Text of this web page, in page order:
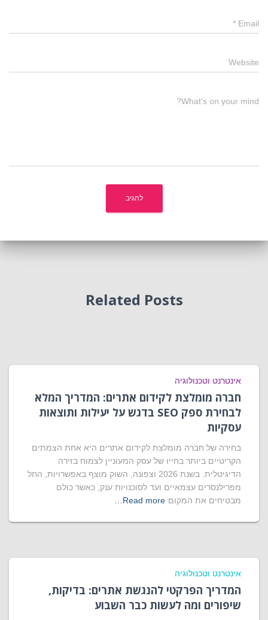
Email
*
Website
What's on your mind?
Related Posts
אינטרנט וטכנולוגיה
חברה מומלצת לקידום אתרים: המדריך המלא
לבחירת ספק SEO בדגש על יעילות ותוצאות
עסקיות
בחירה של חברה מומלצת לקידום אתרים היא אחת הצמתים
הקריטיים ביותר בחייו של עסק המעוניין לצמוח בזירה
הדיגיטלית. בשנת 2026 וצפונה, השוק מוצף באפשרויות, החל
מפרילנסרים עצמאיים ועד לסוכנויות ענק, כאשר כולם
מבטיחים את המקום Read more…
אינטרנט וטכנולוגיה
המדריך הפרקטי להנגשת אתרים: בדיקות,
שיפורים ומה לעשות כבר השבוע